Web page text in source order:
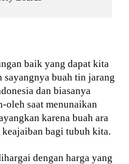
baik yang dapat kita
buah tin jarang
dan biasanya
oleh saat menunaikan
karena buah ara
bagi tubuh kita.
dengan harga yang